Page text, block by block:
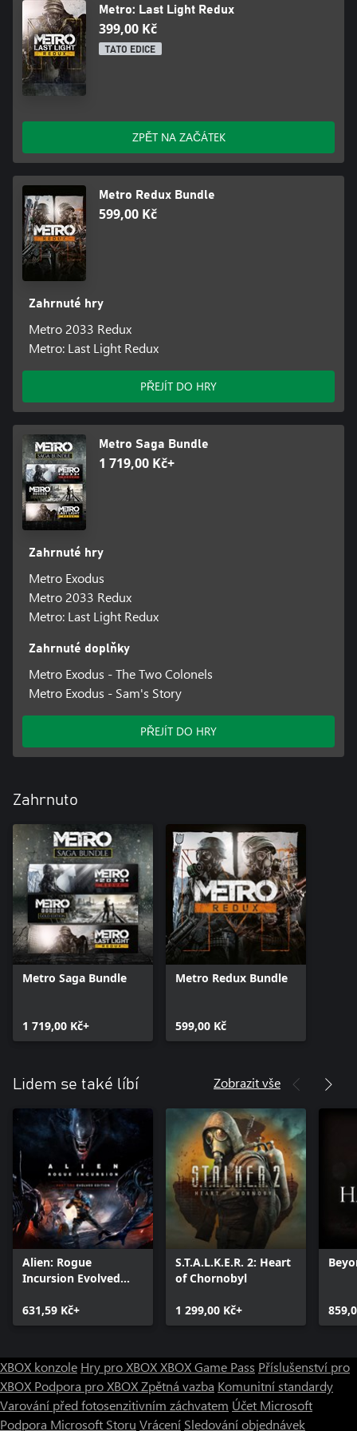
Based on the internationally bestselling novel series by Dmitry
Glukhovsky.
Metro: Last Light Redux
399,00 Kč
TATO EDICE
ZPĚT NA ZAČÁTEK
Metro Redux Bundle
599,00 Kč
Zahrnuté hry
Metro 2033 Redux
Metro: Last Light Redux
PŘEJÍT DO HRY
Metro Saga Bundle
1 719,00 Kč+
Zahrnuté hry
Metro Exodus
Metro 2033 Redux
Metro: Last Light Redux
Zahrnuté doplňky
Metro Exodus - The Two Colonels
Metro Exodus - Sam's Story
PŘEJÍT DO HRY
Zahrnuto
Metro Saga Bundle
1 719,00 Kč+
Metro Redux Bundle
599,00 Kč
Lidem se také líbí Zobrazit vše
Alien: Rogue
Incursion Evolved
631,59 Kč+
S.T.A.L.K.E.R. 2: Heart
of Chornobyl
1 299,00 Kč+
XBOX konzole Hry pro XBOXXBOX Game Pass Příslušenství pro
XBOX Podpora pro XBOXZpětná vazba Komunitní standardy
Varování před fotosenzitivním záchvatem Účet Microsoft
Podpora Microsoft Storu Vrácení Sledování objednávek